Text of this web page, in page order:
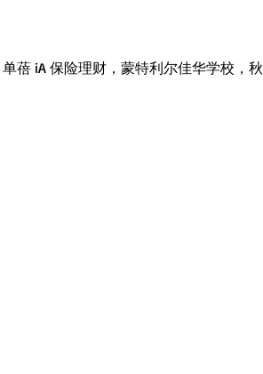
蓓 iA 保险理财，蒙特利尔佳华学校，秋